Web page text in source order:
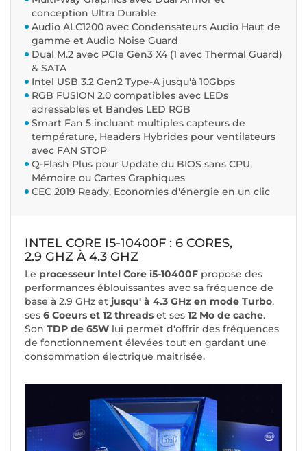
conception Ultra Durable
Audio ALC1200 avec Condensateurs Audio Haut de
gamme et Audio Noise Guard
Dual M.2 avec PCIe Gen3 X4 (1 avec Thermal Guard)
& SATA
Intel USB 3.2 Gen2 Type-A jusqu'à 10Gbps
RGB FUSION 2.0 compatibles avec LEDs
adressables et Bandes LED RGB
Smart Fan 5 incluant multiples capteurs de
température, Headers Hybrides pour ventilateurs
avec FAN STOP
Q-Flash Plus pour Update du BIOS sans CPU,
Mémoire ou Cartes Graphiques
CEC 2019 Ready, Economies d'énergie en un clic
INTEL CORE I5-10400F : 6 CORES,
2.9 GHZ À 4.3 GHZ
Le processeur Intel Core i5-10400F propose des
performances éblouissantes avec sa fréquence de
base à 2.9 GHz et jusqu' à 4.3 GHz en mode Turbo,
ses 6 Coeurs et 12 threads et ses 12 Mo de cache.
Son TDP de 65W lui permet d'offrir des fréquences
de fonctionnement élevées tout en gardant une
consommation électrique maitrisée.